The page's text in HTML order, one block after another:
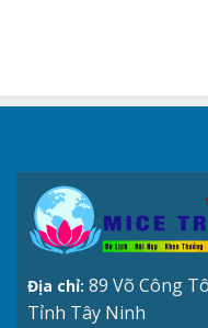
Địa chỉ: 89 Võ Công
Tỉnh Tây Ninh